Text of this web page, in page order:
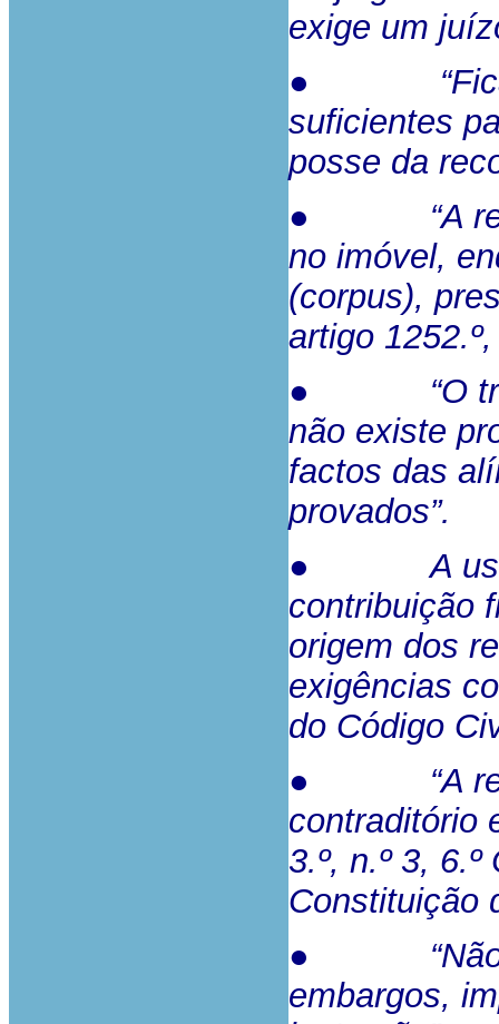
exige um
●
suficientes
posse da
● “A
no imóvel,
(corpus),
artigo
● “O
não existe
factos das
provados”.
● A
contribuição
origem dos
exigências
do Código
● “A
contraditório
3.º, n.º 3,
Constituição
● “Não é
embargos,